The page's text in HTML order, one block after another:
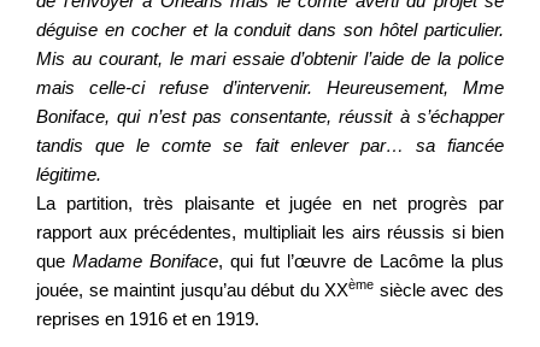
déguise en cocher et la conduit dans son hôtel particulier.
Mis au courant, le mari essaie d’obtenir l’aide de la police
mais celle-ci refuse d’intervenir. Heureusement, Mme
Boniface, qui n’est pas consentante, réussit à s’échapper
tandis que le comte se fait enlever par… sa fiancée
légitime.
La partition, très plaisante et jugée en net progrès par
rapport aux précédentes, multipliait les airs réussis si bien
que Madame Boniface, qui fut l’œuvre de Lacôme la plus
jouée, se maintint jusqu’au début du XXème siècle avec des
reprises en 1916 et en 1919.